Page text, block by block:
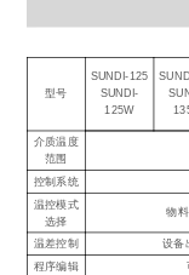
型号
SUNDI-125
SUNDI-
125W
介质温度
范围
控制系统
温控模式
选择
物
温差控制 设备
程序编辑